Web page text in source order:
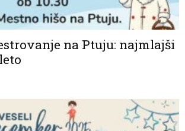
na Ptuju: najmlajši